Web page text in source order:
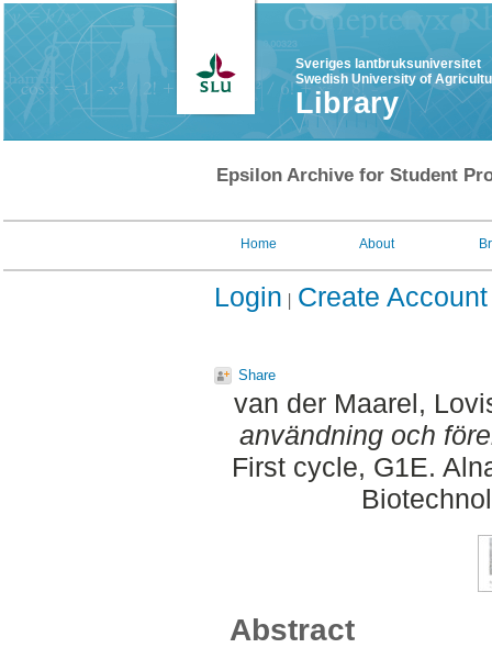
Sveriges lantbruksuniversitet
Swedish University of
Library
Epsilon Archive for Student
Home About
Login Create Account
Share
van der Maarel,
användning och
First cycle, G1E.
Abstract